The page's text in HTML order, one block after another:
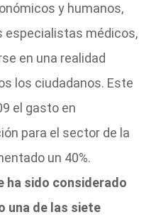
y humanos,
especialistas médicos,
en una realidad
los ciudadanos. Este
el gasto en
para el sector de la
un 40%.
ha sido considerado
una de las siete